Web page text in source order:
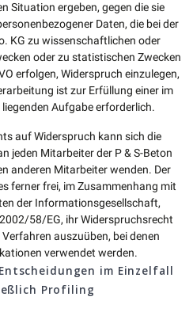
Situation ergeben, gegen die sie
Daten, die bei der
KG zu wissenschaftlichen oder
oder zu statistischen Zwecken
erfolgen, Widerspruch einzulegen,
ist zur Erfüllung einer im
Aufgabe erforderlich.
auf Widerspruch kann sich die
jeden Mitarbeiter der P & S-Beton
anderen Mitarbeiter wenden. Der
ferner frei, im Zusammenhang mit
der Informationsgesellschaft,
58/EG, ihr Widerspruchsrecht
auszuüben, bei denen
verwendet werden.
im Einzelfall
Profiling